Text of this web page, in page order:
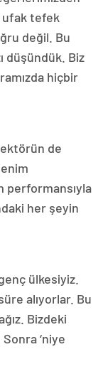
ufak tefek
değil. Bu
düşündük. Biz
hiçbir
de
performansıyla
her şeyin
ülkesiyiz.
alıyorlar. Bu
Bizdeki
‘niye